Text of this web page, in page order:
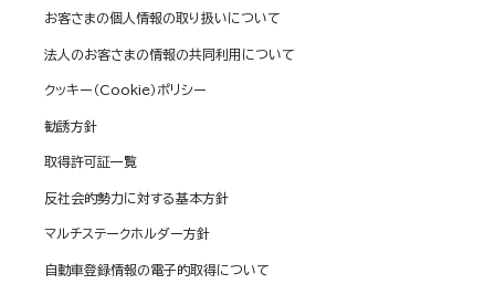
お客さまの個人情報の取り扱いについて
法人のお客さまの情報の共同利用について
クッキー（Cookie）ポリシー
勧誘方針
取得許可証一覧
反社会的勢力に対する基本方針
マルチステークホルダー方針
自動車登録情報の電子的取得について